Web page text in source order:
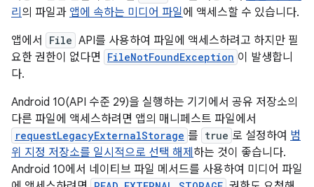
리 의 파일과 앱에 속하는 미디어 파일에 액세스할 수 있습니다.
앱에서
File API를 사용하여 파일에 액세스하려고 하지만 필
요한 권한이 없다면
FileNotFoundException 이 발생합니
다.
Android 10(API 수준 29)을 실행하는 기기에서 공유 저장소의
다른 파일에 액세스하려면 앱의 매니페스트 파일에서
requestLegacyExternalStorage 를 true 로 설정하여 범
위 지정 저장소를 일시적으로 선택 해제 하는 것이 좋습니다.
Android 10에서 네이티브 파일 메서드를 사용하여 미디어 파일